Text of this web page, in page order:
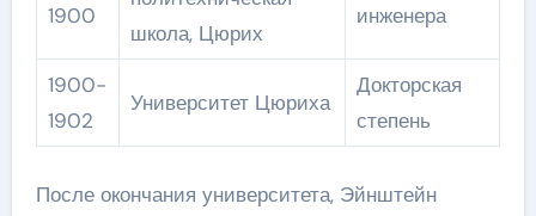
1900
школа, Цюрих
инженера
1900-
1902
Университет Цюриха
Докторская
степень
После окончания университета, Эйнштейн